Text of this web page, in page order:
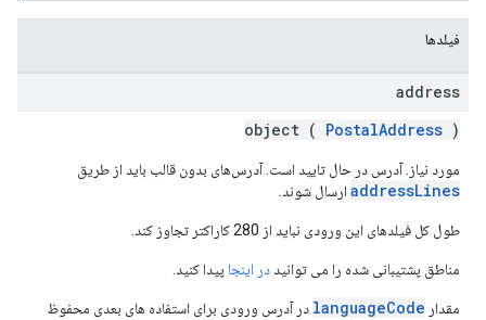
فیلدها
address
object ( PostalAddress )
مورد نیاز. آدرس در حال تایید است. آدرس‌های بدون قالب باید از طریق
addressLines ارسال شوند.
طول کل فیلدهای این ورودی نباید از 280 کاراکتر تجاوز کند.
مناطق پشتیبانی شده را می توانید در اینجا پیدا کنید.
مقدار languageCode در آدرس ورودی برای استفاده های بعدی محفوظ